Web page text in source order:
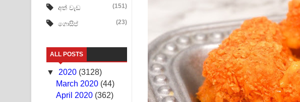
Mathaka Aluthin Liyanna Song Lyrics - මතක අලුතින් ලියන්න ගීතයේ පද පෙළ
Sandak Awith Song Lyrics - සඳක් ඇවිත් ගීතයේ පද පෙළ
Swetha Sande Song Lyrics - ශ්වේත සඳේ ගීතයේ පද පෙළ
Ma Igili Giya Lyrics - මා ඉගිලී ගියා ගීතයේ පද පෙළ
Ras Balan Song Lyrics - රැස් බලන් ගීතයේ පද පෙළ
අත් වැඩ (151)
ගොසිප් (23)
ALL POSTS
▼ 2020 (3128)
March 2020 (44)
April 2020 (362)